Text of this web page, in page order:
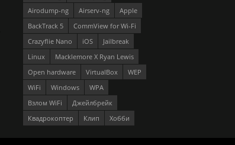
Airodump-ng
Airserv-ng
Apple
BackTrack 5
CommView for Wi-Fi
Crazyflie Nano
iOS
Jailbreak
Linux
Macklemore X Ryan Lewis
Open hardware
VirtualBox
WEP
WiFi
Windows
WPA
Взлом WiFi
Джейлбрейк
Квадрокоптер
Клип Хобби